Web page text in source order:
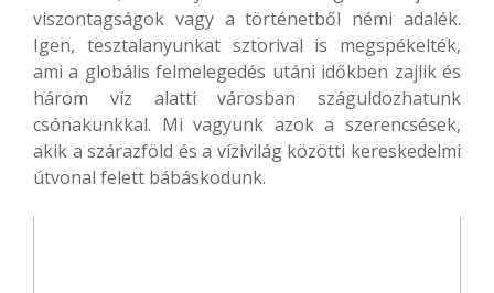
viszontagságok vagy a történetből némi adalék.
Igen, tesztalanyunkat sztorival is megspékelték,
ami a globális felmelegedés utáni időkben zajlik és
három víz alatti városban száguldozhatunk
csónakunkkal. Mi vagyunk azok a szerencsések,
akik a szárazföld és a vízivilág közötti kereskedelmi
útvonal felett bábáskodunk.